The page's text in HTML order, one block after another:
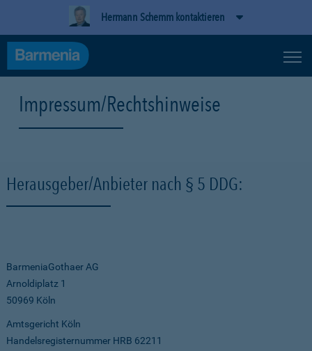
Hermann Schemm kontaktieren
Impressum/Rechtshinweise
Herausgeber/Anbieter nach § 5 DDG:
BarmeniaGothaer AG
Arnoldiplatz 1
50969 Köln
Amtsgericht Köln
Handelsregisternummer HRB 62211